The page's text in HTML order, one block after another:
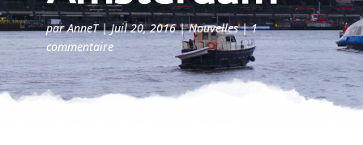
parAnneT|Juil 20, 2016|Nouvelles|1
commentaire